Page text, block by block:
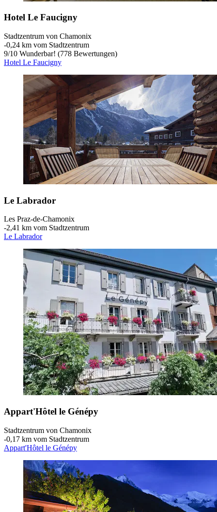
Hotel Le Faucigny
Stadtzentrum von Chamonix
‐0,24 km vom Stadtzentrum
9/10 Wunderbar! (778 Bewertungen)
Hotel Le Faucigny
Le Labrador
Les Praz-de-Chamonix
‐2,41 km vom Stadtzentrum
Le Labrador
Appart'Hôtel le Génépy
Stadtzentrum von Chamonix
‐0,17 km vom Stadtzentrum
Appart'Hôtel le Génépy